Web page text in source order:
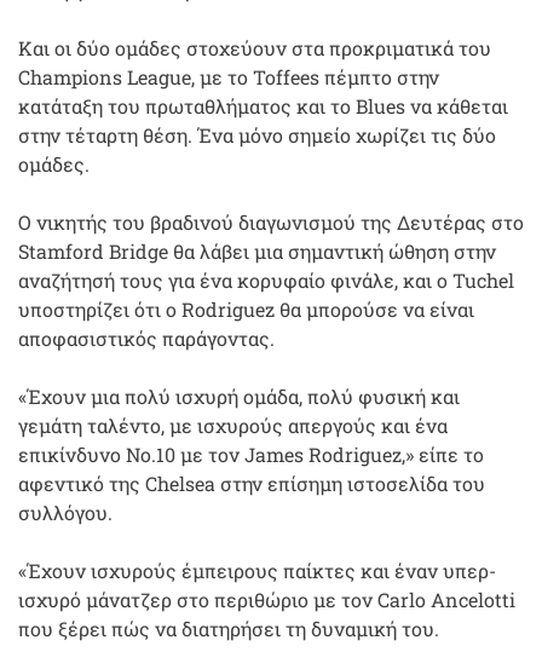
Και οι δύο ομάδες στοχεύουν στα προκριματικά του
Champions League, με το Toffees πέμπτο στην
κατάταξη του πρωταθλήματος και το Blues να κάθεται
στην τέταρτη θέση. Ένα μόνο σημείο χωρίζει τις δύο
ομάδες.
Ο νικητής του βραδινού διαγωνισμού της Δευτέρας στο
Stamford Bridge θα λάβει μια σημαντική ώθηση στην
αναζήτησή τους για ένα κορυφαίο φινάλε, και ο Tuchel
υποστηρίζει ότι ο Rodriguez θα μπορούσε να είναι
αποφασιστικός παράγοντας.
«Έχουν μια πολύ ισχυρή ομάδα, πολύ φυσική και
γεμάτη ταλέντο, με ισχυρούς απεργούς και ένα
επικίνδυνο No.10 με τον James Rodriguez,» είπε το
αφεντικό της Chelsea στην επίσημη ιστοσελίδα του
συλλόγου.
«Έχουν ισχυρούς έμπειρους παίκτες και έναν υπερ-
ισχυρό μάνατζερ στο περιθώριο με τον Carlo Ancelotti
που ξέρει πώς να διατηρήσει τη δυναμική του.